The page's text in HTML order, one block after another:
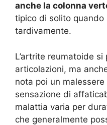
anche la colonna
tipico di solito quando
tardivamente.
L’artrite reumatoide
articolazioni, ma
nota poi un
sensazione di
malattia varia per
che generalmente